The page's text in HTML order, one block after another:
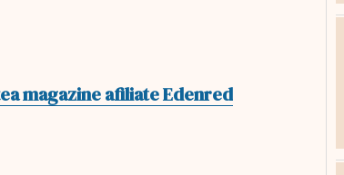
magazine afiliate Edenred